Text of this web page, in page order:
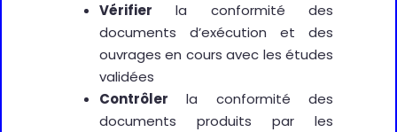
Vérifier la conformité des
documents d’exécution et des
ouvrages en cours avec les études
validées
Contrôler la conformité des
documents produits par les